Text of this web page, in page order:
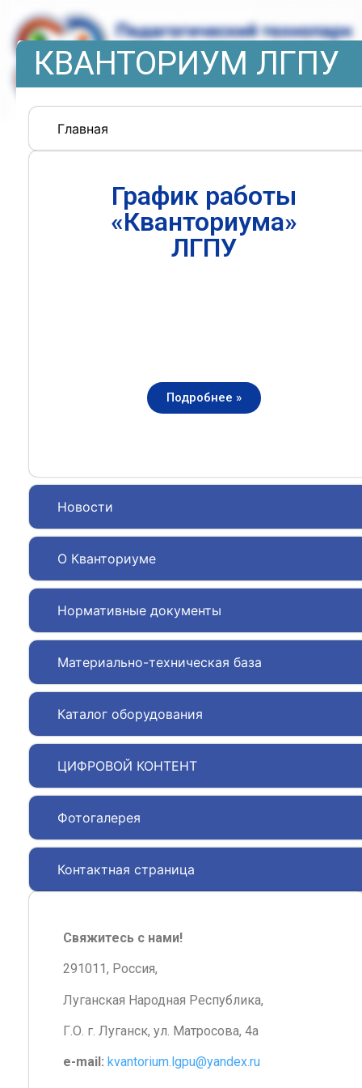
КВАНТОРИУМ ЛГПУ
Главная
Новости
О Кванториуме
Нормативные документы
Материально-техническая база
Каталог оборудования
ЦИФРОВОЙ КОНТЕНТ
Фотогалерея
Контактная страница
График работы
«Кванториума»
ЛГПУ
Подробнее »
Свяжитесь с нами!
291011, Россия,
Луганская Народная Республика,
Г.О. г. Луганск, ул. Матросова, 4а
e-mail: kvantorium.lgpu@yandex.ru